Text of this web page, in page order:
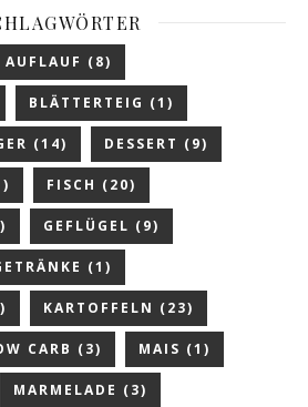
AUFLAUF (8)
BLÄTTERTEIG (1)
(14) DESSERT (9)
FISCH (20)
GEFLÜGEL (9)
(1)
KARTOFFELN (23)
CARB (3) MAIS (1)
MARMELADE (3)